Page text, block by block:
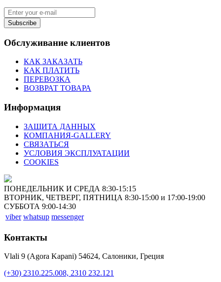
Subscribe
Обслуживание клиентов
КАК ЗАКАЗАТЬ
КАК ПЛАТИТЬ
ПЕРЕВОЗКА
ВОЗВРАТ ТОВАРА
Информация
ЗАЩИТА ДАННЫХ
КОМПАНИЯ-GALLERY
СВЯЗАТЬСЯ
УСЛОВИЯ ЭКСПЛУАТАЦИИ
COOKIES
ПОНЕДЕЛЬНИК И СРЕДА 8:30-15:15
ВТОРНИК, ЧЕТВЕРГ, ПЯТНИЦА 8:30-15:00 и 17:00-19:00
СУББОТА 9:00-14:30
viber whatsup messenger
Контакты
Vlali 9 (Agora Kapani) 54624, Салоники, Греция
(+30) 2310.225.008, 2310 232.121